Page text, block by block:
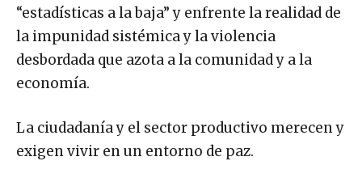
“estadísticas a la baja” y enfrente la realidad de
la impunidad sistémica y la violencia
desbordada que azota a la comunidad y a la
economía.
La ciudadanía y el sector productivo merecen y
exigen vivir en un entorno de paz.